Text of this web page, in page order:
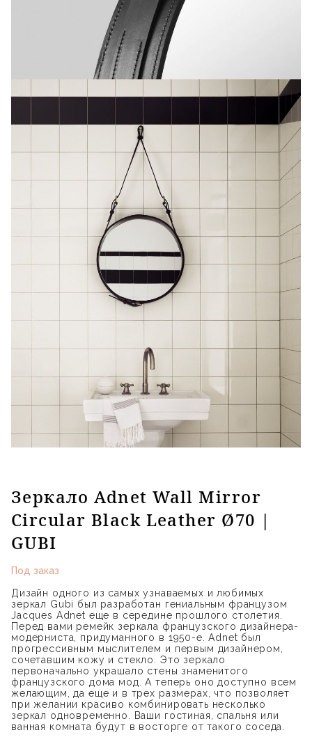
Зеркало Adnet Wall Mirror
Circular Black Leather Ø70 |
GUBI
Под заказ
Дизайн одного из самых узнаваемых и любимых
зеркал Gubi был разработан гениальным французом
Jacques Adnet еще в середине прошлого столетия.
Перед вами ремейк зеркала французского дизайнера-
модерниста, придуманного в 1950-е. Adnet был
прогрессивным мыслителем и первым дизайнером,
сочетавшим кожу и стекло. Это зеркало
первоначально украшало стены знаменитого
французского дома мод. А теперь оно доступно всем
желающим, да еще и в трех размерах, что позволяет
при желании красиво комбинировать несколько
зеркал одновременно. Ваши гостиная, спальня или
ванная комната будут в восторге от такого соседа.